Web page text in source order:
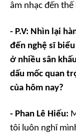
âm nhạc đến thế
- P.V: Nhìn lại
đến nghệ sĩ
ở nhiều sân
dấu mốc quan
của hôm nay?
- Phan Lê Hiếu:
tôi luôn nghĩ